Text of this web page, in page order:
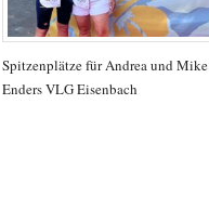
Spitzenplätze für Andrea und Mike
Enders VLG Eisenbach